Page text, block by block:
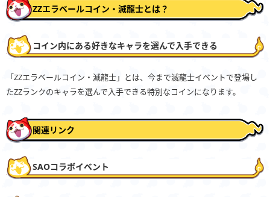
ZZエラベールコイン・滅龍士とは？
コイン内にある好きなキャラを選んで入手できる
「ZZエラベールコイン・滅龍士」とは、今まで滅龍士イベントで登場し
たZZランクのキャラを選んで入手できる特別なコインになります。
関連リンク
SAOコラボイベント